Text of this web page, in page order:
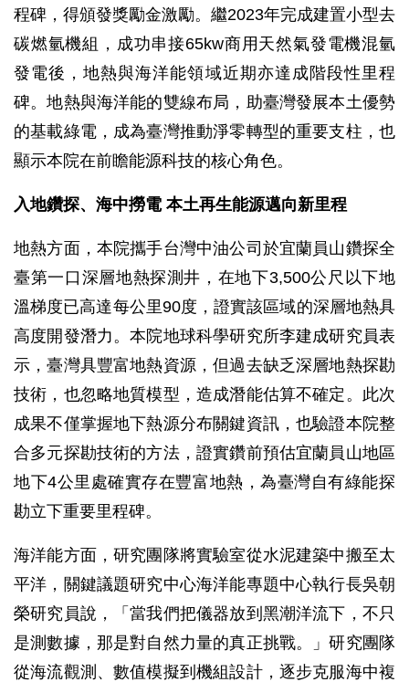
程碑，得頒發獎勵金激勵。繼2023年完成建置小型去
碳燃氫機組，成功串接65kw商用天然氣發電機混氫
發電後，地熱與海洋能領域近期亦達成階段性里程
碑。地熱與海洋能的雙線布局，助臺灣發展本土優勢
的基載綠電，成為臺灣推動淨零轉型的重要支柱，也
顯示本院在前瞻能源科技的核心角色。
入地鑽探、海中撈電 本土再生能源邁向新里程
地熱方面，本院攜手台灣中油公司於宜蘭員山鑽探全
臺第一口深層地熱探測井，在地下3,500公尺以下地
溫梯度已高達每公里90度，證實該區域的深層地熱具
高度開發潛力。本院地球科學研究所李建成研究員表
示，臺灣具豐富地熱資源，但過去缺乏深層地熱探勘
技術，也忽略地質模型，造成潛能估算不確定。此次
成果不僅掌握地下熱源分布關鍵資訊，也驗證本院整
合多元探勘技術的方法，證實鑽前預估宜蘭員山地區
地下4公里處確實存在豐富地熱，為臺灣自有綠能探
勘立下重要里程碑。
海洋能方面，研究團隊將實驗室從水泥建築中搬至太
平洋，關鍵議題研究中心海洋能專題中心執行長吳朝
榮研究員說，「當我們把儀器放到黑潮洋流下，不只
是測數據，那是對自然力量的真正挑戰。」研究團隊
從海流觀測、數值模擬到機組設計，逐步克服海中複